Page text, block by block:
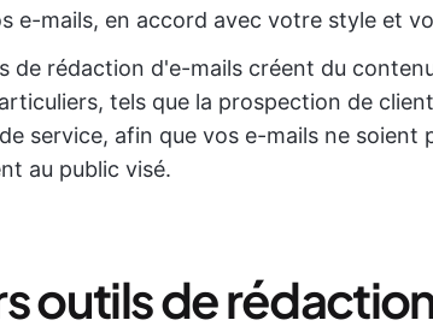
e-mails, en accord avec votre style et
de rédaction d'e-mails créent du
tels que la prospection de
de service, afin que vos e-mails ne soient
au public visé.
outils de